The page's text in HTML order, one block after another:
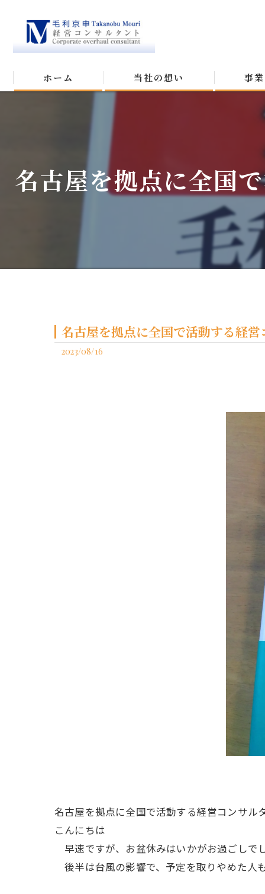
ホーム 当社の想い 事
名古屋を拠点に全国
名古屋を拠点に全国で活動する経
2023/08/16
名古屋を拠点に全国で活動する経営コンサル
こんにちは
早速ですが、お盆休みはいかがお過ごしで
後半は台風の影響で、予定を取りやめた人